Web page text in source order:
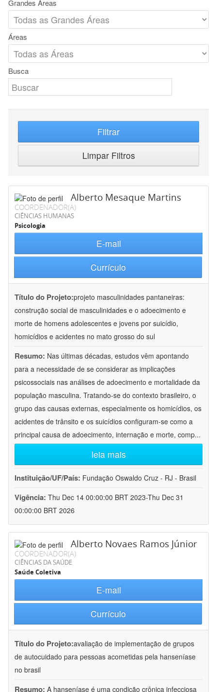
Grandes Áreas
Áreas
Busca
Filtrar
Limpar Filtros
Alberto Mesaque Martins
COORDENADOR(A)
CIÊNCIAS HUMANAS
Psicologia
E-mail
Currículo
Título do Projeto:projeto masculinidades pantaneiras:
construção social de masculinidades e o adoecimento e
morte de homens adolescentes e jovens por suicídio,
homicídios e acidentes no mato grosso do sul
Resumo: Nas últimas décadas, estudos vêm apontando
para a necessidade de se considerar as implicações
psicossociais nas análises de adoecimento e mortalidade da
população masculina. Tratando-se do contexto brasileiro, o
grupo das causas externas, especialmente os homicídios, os
acidentes de trânsito e os suicídios configuram-se como a
principal causa de adoecimento, internação e morte, comp...
leia mais
Instituição/UF/País: Fundação Oswaldo Cruz - RJ - Brasil
Vigência: Thu Dec 14 00:00:00 BRT 2023-Thu Dec 31
00:00:00 BRT 2026
Alberto Novaes Ramos Júnior
COORDENADOR(A)
CIÊNCIAS DA SAÚDE
Saúde Coletiva
E-mail
Currículo
Título do Projeto:avaliação de implementação de grupos
de autocuidado para pessoas acometidas pela hanseníase
no brasil
Resumo: A hanseníase é uma condição crônica infecciosa